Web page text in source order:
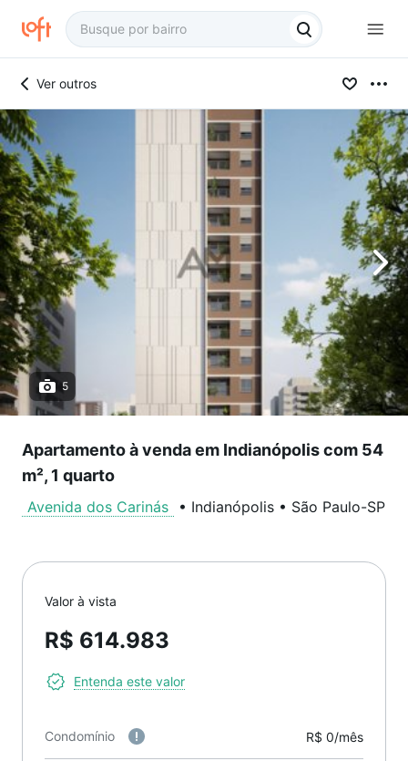
Ver outros
5
Apartamento à venda em Indianópolis com 54
m², 1 quarto
Avenida dos Carinás • Indianópolis • São Paulo-SP
Valor à vista
R$ 614.983
Entenda este valor
Condomínio R$ 0/mês